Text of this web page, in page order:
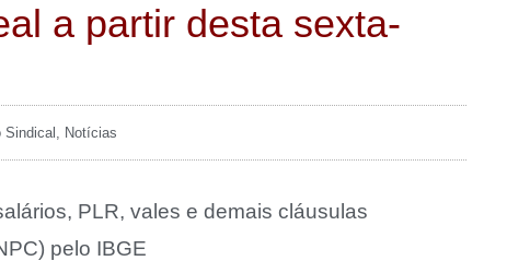
a partir desta sexta-
Sindical , Notícias
PLR, vales e demais cláusulas
pelo IBGE